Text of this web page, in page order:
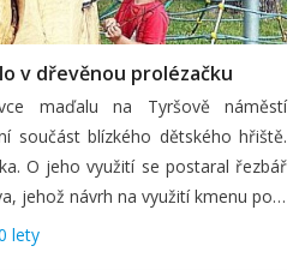
v dřevěnou prolézačku
maďalu na Tyršově náměstí
součást blízkého dětského hřiště.
O jeho využití se postaral řezbář
jehož návrh na využití kmenu po…
lety